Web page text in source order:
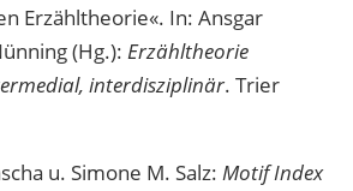
Erzähltheorie«. In: Ansgar
(Hg.): Erzähltheorie
interdisziplinär. Trier
u. Simone M. Salz: Motif Index